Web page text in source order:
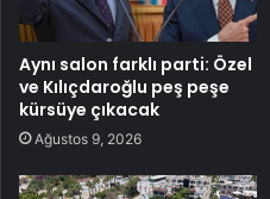
Aynı salon farklı parti: Özel
ve Kılıçdaroğlu peş peşe
kürsüye çıkacak
Ağustos 9, 2026